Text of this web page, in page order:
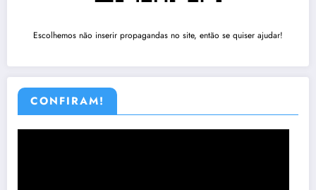
Escolhemos não inserir propagandas no site, então se quiser ajudar!
CONFIRAM!